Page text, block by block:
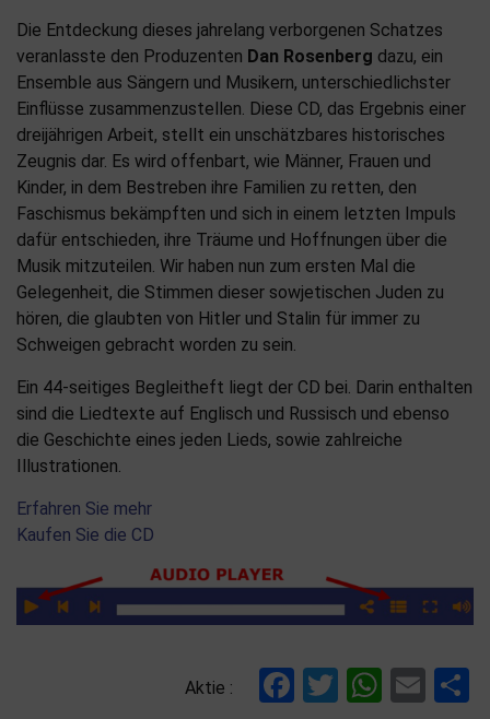
Die Entdeckung dieses jahrelang verborgenen Schatzes
veranlasste den Produzenten Dan Rosenberg dazu, ein
Ensemble aus Sängern und Musikern, unterschiedlichster
Einflüsse zusammenzustellen. Diese CD, das Ergebnis einer
dreijährigen Arbeit, stellt ein unschätzbares historisches
Zeugnis dar. Es wird offenbart, wie Männer, Frauen und
Kinder, in dem Bestreben ihre Familien zu retten, den
Faschismus bekämpften und sich in einem letzten Impuls
dafür entschieden, ihre Träume und Hoffnungen über die
Musik mitzuteilen. Wir haben nun zum ersten Mal die
Gelegenheit, die Stimmen dieser sowjetischen Juden zu
hören, die glaubten von Hitler und Stalin für immer zu
Schweigen gebracht worden zu sein.
Ein 44-seitiges Begleitheft liegt der CD bei. Darin enthalten
sind die Liedtexte auf Englisch und Russisch und ebenso
die Geschichte eines jeden Lieds, sowie zahlreiche
Illustrationen.
Erfahren Sie mehr
Kaufen Sie die CD
Aktie : Facebook
Twitter